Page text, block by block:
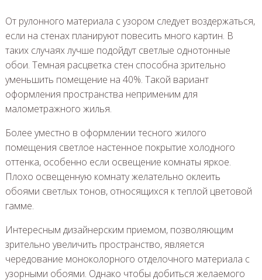
От рулонного материала с узором следует воздержаться,
если на стенах планируют повесить много картин. В
таких случаях лучше подойдут светлые однотонные
обои. Темная расцветка стен способна зрительно
уменьшить помещение на 40%. Такой вариант
оформления пространства неприменим для
малометражного жилья.
Более уместно в оформлении тесного жилого
помещения светлое настенное покрытие холодного
оттенка, особенно если освещение комнаты яркое.
Плохо освещенную комнату желательно оклеить
обоями светлых тонов, относящихся к теплой цветовой
гамме.
Интересным дизайнерским приемом, позволяющим
зрительно увеличить пространство, является
чередование моноколорного отделочного материала с
узорными обоями. Однако чтобы добиться желаемого